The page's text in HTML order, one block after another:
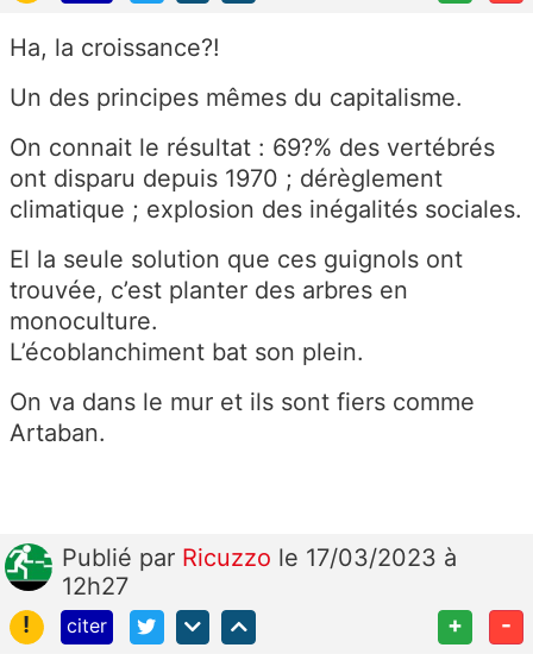
Ha, la croissance?!
Un des principes mêmes du capitalisme.
On connait le résultat : 69?% des vertébrés
ont disparu depuis 1970 ; dérèglement
climatique ; explosion des inégalités sociales.
El la seule solution que ces guignols ont
trouvée, c’est planter des arbres en
monoculture.
L’écoblanchiment bat son plein.
On va dans le mur et ils sont fiers comme
Artaban.
Publié par Ricuzzo le 17/03/2023 à
12h27
!
citer + -